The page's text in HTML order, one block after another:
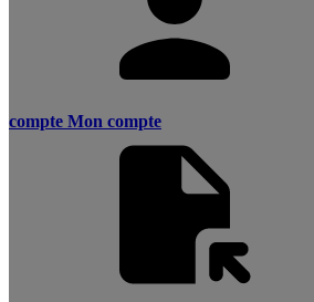
compte Mon compte